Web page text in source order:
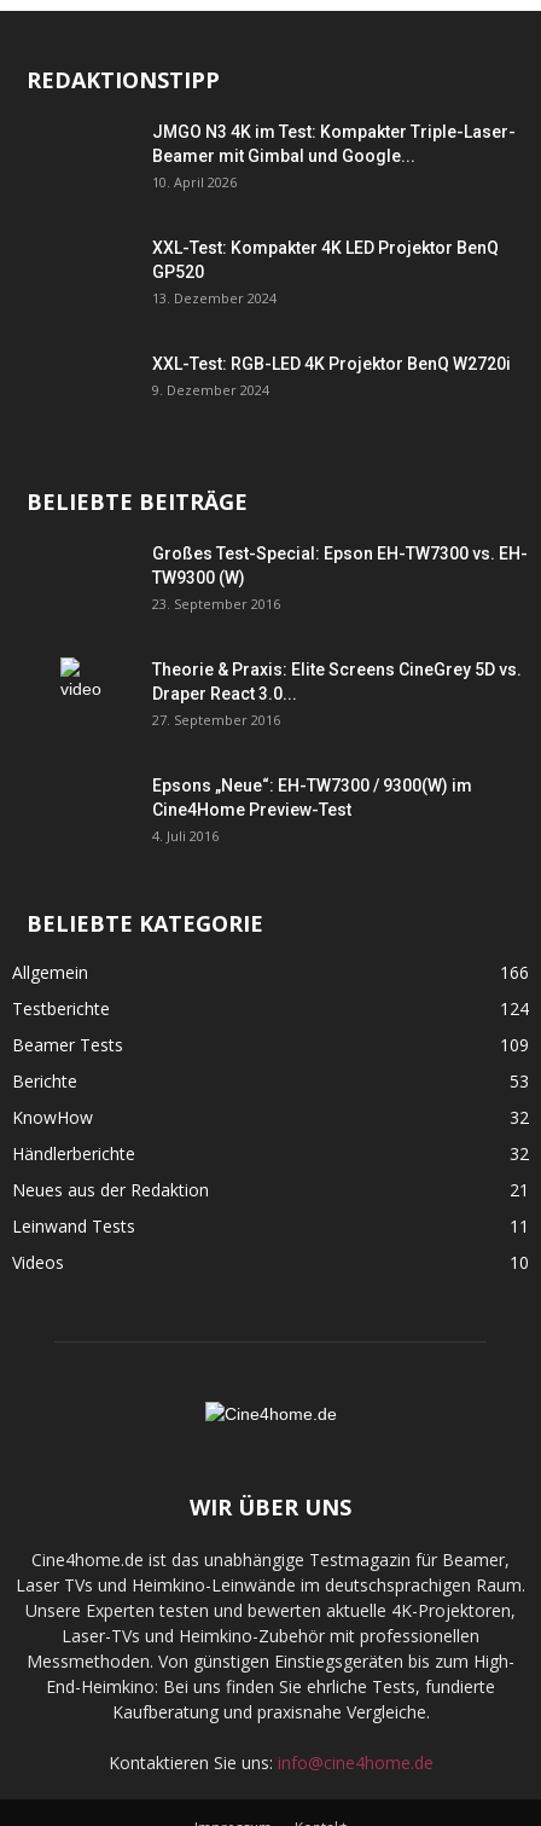
REDAKTIONSTIPP
JMGO N3 4K im Test: Kompakter Triple-Laser-
Beamer mit Gimbal und Google...
10. April 2026
XXL-Test: Kompakter 4K LED Projektor BenQ
GP520
13. Dezember 2024
XXL-Test: RGB-LED 4K Projektor BenQ W2720i
9. Dezember 2024
BELIEBTE BEITRÄGE
Großes Test-Special: Epson EH-TW7300 vs. EH-
TW9300 (W)
23. September 2016
Theorie & Praxis: Elite Screens CineGrey 5D vs.
Draper React 3.0...
27. September 2016
Epsons „Neue“: EH-TW7300 / 9300(W) im
Cine4Home Preview-Test
4. Juli 2016
BELIEBTE KATEGORIE
Allgemein
166
Testberichte
124
Beamer Tests
109
Berichte
53
KnowHow
32
Händlerberichte
32
Neues aus der Redaktion
21
Leinwand Tests
11
Videos
10
WIR ÜBER UNS
Cine4home.de ist das unabhängige Testmagazin für Beamer,
Laser TVs und Heimkino-Leinwände im deutschsprachigen Raum.
Unsere Experten testen und bewerten aktuelle 4K-Projektoren,
Laser-TVs und Heimkino-Zubehör mit professionellen
Messmethoden. Von günstigen Einstiegsgeräten bis zum High-
End-Heimkino: Bei uns finden Sie ehrliche Tests, fundierte
Kaufberatung und praxisnahe Vergleiche.
Kontaktieren Sie uns: info@cine4home.de